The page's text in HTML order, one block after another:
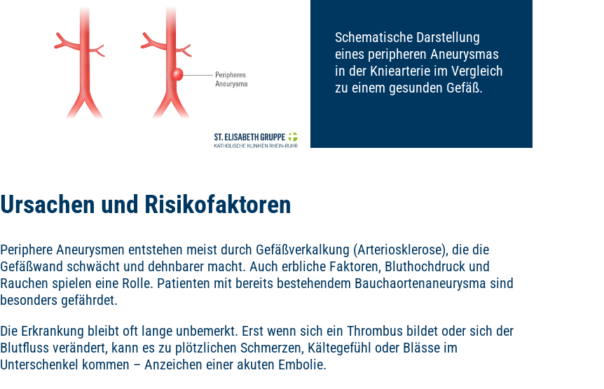
Schematische Darstellung
eines peripheren Aneurysmas
in der Kniearterie im Vergleich
zu einem gesunden Gefäß.
Ursachen und Risikofaktoren
Periphere Aneurysmen entstehen meist durch Gefäßverkalkung (Arteriosklerose), die die
Gefäßwand schwächt und dehnbarer macht. Auch erbliche Faktoren, Bluthochdruck und
Rauchen spielen eine Rolle. Patienten mit bereits bestehendem Bauchaortenaneurysma sind
besonders gefährdet.
Die Erkrankung bleibt oft lange unbemerkt. Erst wenn sich ein Thrombus bildet oder sich der
Blutfluss verändert, kann es zu plötzlichen Schmerzen, Kältegefühl oder Blässe im
Unterschenkel kommen – Anzeichen einer akuten Embolie.